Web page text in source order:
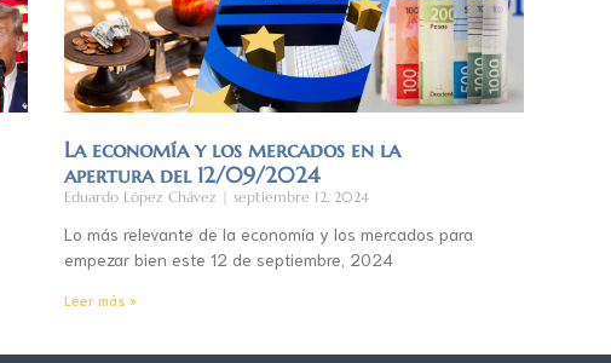
La economía y los mercados en la
apertura del 12/09/2024
Eduardo López Chávez septiembre 12, 2024
Lo más relevante de la economía y los mercados para
empezar bien este 12 de septiembre, 2024
Leer más »